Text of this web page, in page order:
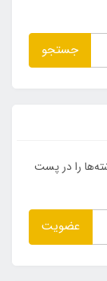
جستجو
را در پست
عضویت